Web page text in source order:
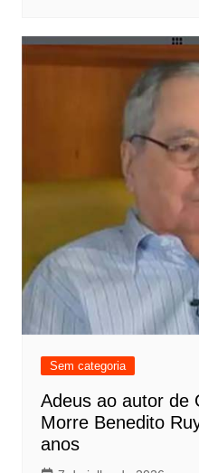
Sem categoria
Adeus ao autor de
Morre Benedito
anos